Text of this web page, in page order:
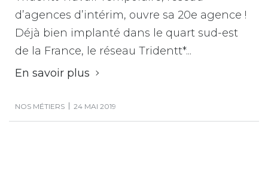
d’agences d’intérim, ouvre sa 20e agence !
Déjà bien implanté dans le quart sud-est
de la France, le réseau Tridentt*...
En savoir plus
NOS MÉTIERS 24 MAI 2019